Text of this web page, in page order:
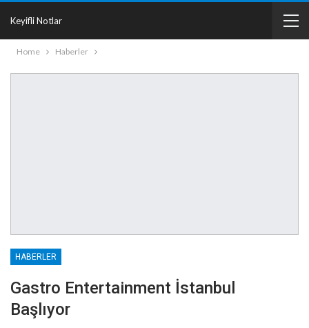
Keyifli Notlar
Home Haberler
HABERLER
Gastro Entertainment İstanbul
Başlıyor